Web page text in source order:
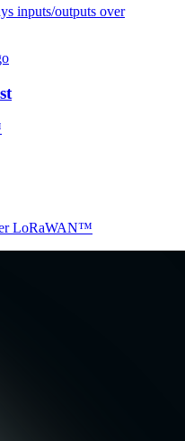
inputs/outputs over
LoRaWAN™